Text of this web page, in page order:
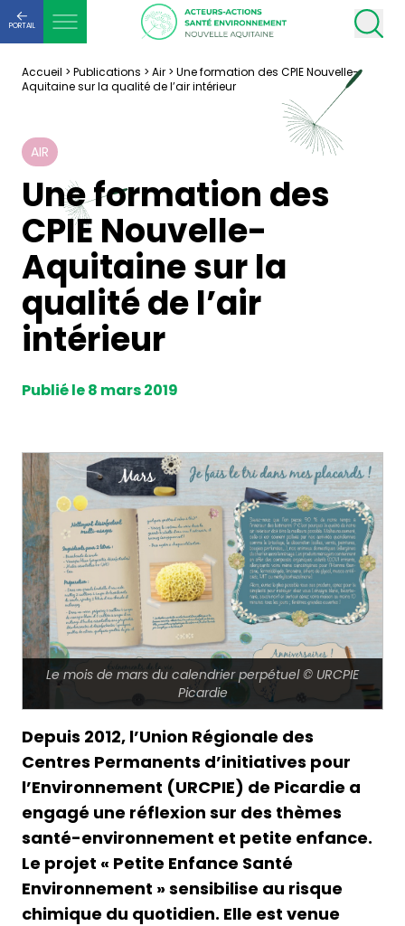
PORTAIL
Accueil > Publications > Air > Une formation des CPIE Nouvelle-
Aquitaine sur la qualité de l’air intérieur
AIR
Une formation des
CPIE Nouvelle-
Aquitaine sur la
qualité de l’air
intérieur
Publié le 8 mars 2019
Le mois de mars du calendrier perpétuel © URCPIE
Picardie
Depuis 2012, l’Union Régionale des
Centres Permanents d’initiatives pour
l’Environnement (URCPIE) de Picardie a
engagé une réflexion sur des thèmes
santé-environnement et petite enfance.
Le projet « Petite Enfance Santé
Environnement » sensibilise au risque
chimique du quotidien. Elle est venue